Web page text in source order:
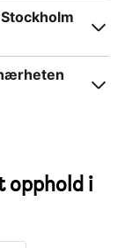
opphold i